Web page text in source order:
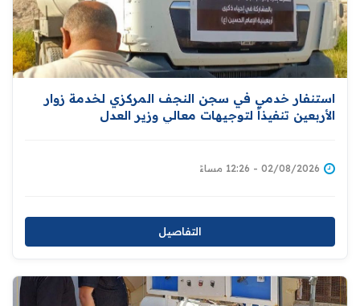
استنفار خدمي في سجن النجف المركزي لخدمة زوار
الأربعين تنفيذاً لتوجيهات معالي وزير العدل
02/08/2026 - 12:26 مساءً
التفاصيل